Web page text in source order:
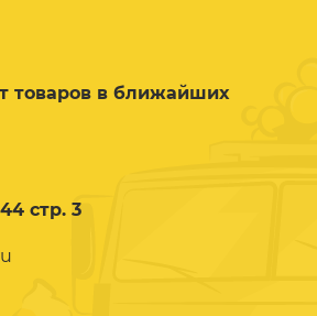
товаров в ближайших
стр. 3